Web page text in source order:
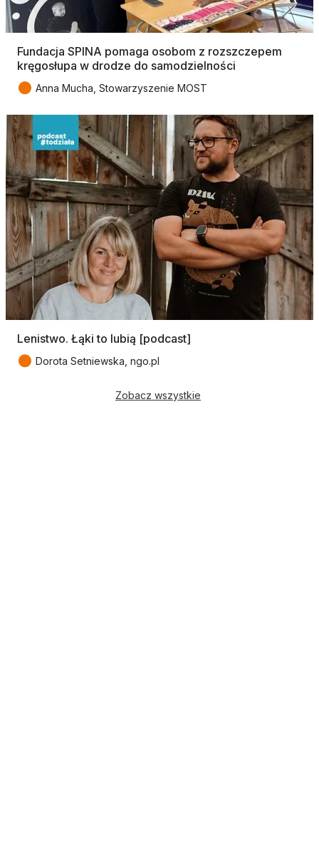
Fundacja SPINA pomaga osobom z rozszczepem
kręgosłupa w drodze do samodzielności
● Anna Mucha, Stowarzyszenie MOST
Lenistwo. Łąki to lubią [podcast]
● Dorota Setniewska, ngo.pl
Zobacz wszystkie